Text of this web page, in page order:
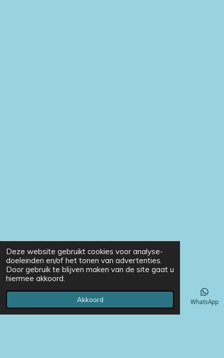
Deze website gebruikt cookies voor analyse-
doeleinden en/of het tonen van advertenties.
Door gebruik te blijven maken van de site gaat u
hiermee akkoord.
Akkoord
Telefoonnummer WhatsApp